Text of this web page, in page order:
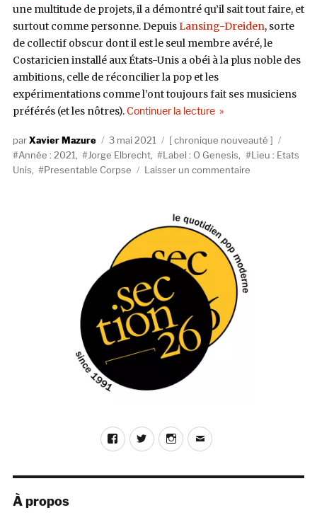
une multitude de projets, il a démontré qu’il sait tout faire, et
surtout comme personne. DepuisLansing-Dreiden, sorte
de collectif obscur dont il est le seul membre avéré, le
Costaricien installé aux États-Unis a obéi à la plus noble des
ambitions, celle de réconcilier la pop et les
expérimentations comme l’ont toujours fait ses musiciens
préférés (et les nôtres). Continuer la lecturede « Jorge Elbrecht,
AuteurXavier Mazure
Publié
le
3 mai 2021 Catégories
chronique nouveauté
Année : 2021, Jorge Elbrecht, Label : O Genesis,
Lieu : Etats
Unis, Presentable Corpse Laisser un commentaire
FacebookTwitterInstagram
E-
À propos